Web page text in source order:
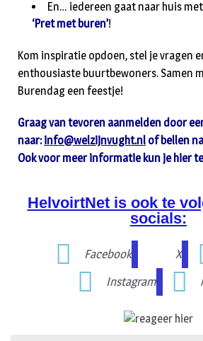
En… iedereen gaat naar huis
‘Pret met buren’!
Kom inspiratie opdoen, stel je vragen
enthousiaste buurtbewoners. Samen
Burendag een feestje!
Graag van tevoren aanmelden door
naar:info@welzijnvught.nl of bellen
Ook voor meer informatie kun je hier
HelvoirtNet is ook te
socials:
Facebook X
Instagram